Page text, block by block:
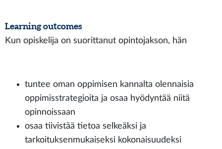
Learning outcomes
Kun opiskelija on suorittanut opintojakson, hän
tuntee oman oppimisen kannalta olennaisia
oppimisstrategioita ja osaa hyödyntää niitä
opinnoissaan
osaa tiivistää tietoa selkeäksi ja
tarkoituksenmukaiseksi kokonaisuudeksi